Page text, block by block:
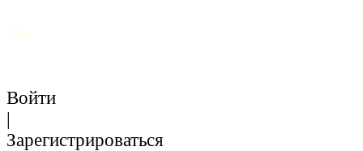
12+
Войти
|
Зарегистрироваться